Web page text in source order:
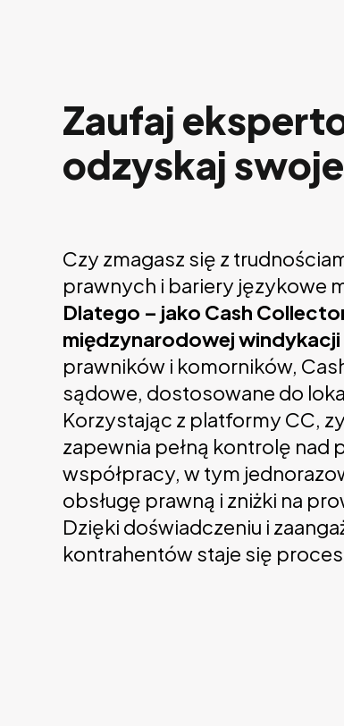
Zaufaj
odzyskaj
Czy zmagasz się z
prawnych i bariery językowe
Dlatego – jako Cash
międzynarodowej
prawników i komorników,
sądowe, dostosowane do
Korzystając z platformy CC,
zapewnia pełną kontrolę
współpracy, w tym
obsługę prawną i zniżki na
Dzięki doświadczeniu i
kontrahentów staje się